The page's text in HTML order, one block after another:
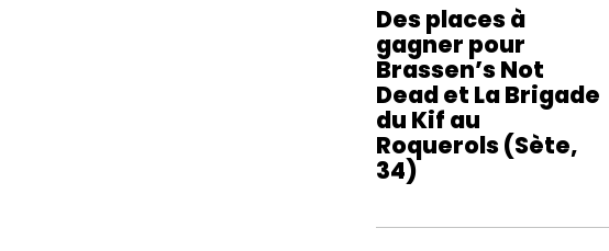
Des places à
gagner pour
Brassen’s Not
Dead et La Brigade
du Kif au
Roquerols (Sète,
34)